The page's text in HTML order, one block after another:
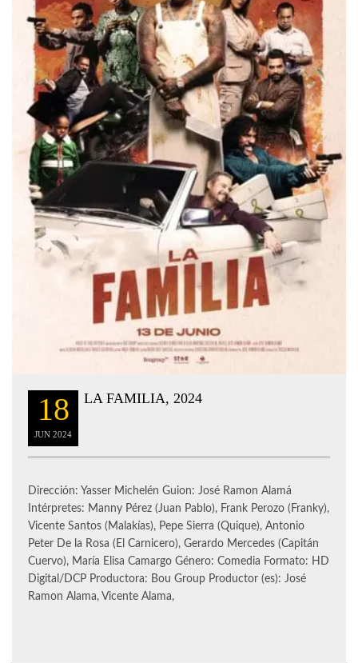
18
JUN 2024
LA FAMILIA, 2024
Dirección: Yasser Michelén Guion: José Ramon Alamá
Intérpretes: Manny Pérez (Juan Pablo), Frank Perozo (Franky),
Vicente Santos (Malakías), Pepe Sierra (Quique), Antonio
Peter De la Rosa (El Carnicero), Gerardo Mercedes (Capitán
Cuervo), María Elisa Camargo Género: Comedia Formato: HD
Digital/DCP Productora: Bou Group Productor (es): José
Ramon Alama, Vicente Alama,